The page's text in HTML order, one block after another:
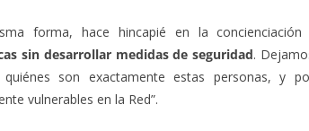
forma, hace hincapié en la
sin desarrollar medidas de seguridad.
son exactamente estas personas, y
vulnerables en la Red”.